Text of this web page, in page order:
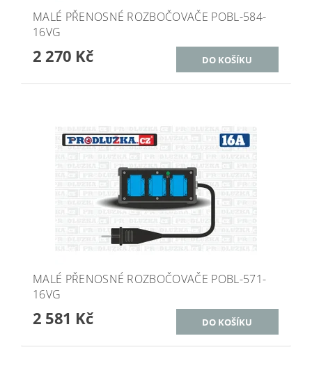
MALÉ PŘENOSNÉ ROZBOČOVAČE POBL-584-
16VG
2 270 Kč
MALÉ PŘENOSNÉ ROZBOČOVAČE POBL-571-
16VG
2 581 Kč